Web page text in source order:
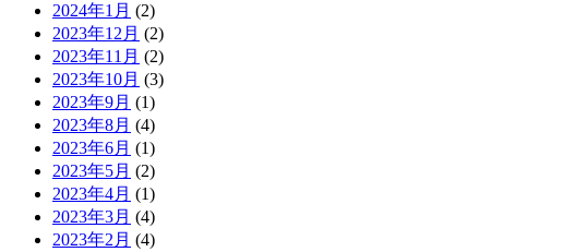
2024年1月 (2)
2023年12月 (2)
2023年11月 (2)
2023年10月 (3)
2023年9月 (1)
2023年8月 (4)
2023年6月 (1)
2023年5月 (2)
2023年4月 (1)
2023年3月 (4)
2023年2月 (4)